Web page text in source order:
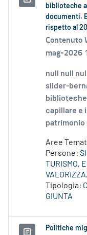
biblioteche
documenti.
rispetto al
Contenuto
mag-2026
null null
slider-
capillare e
patrimonio
Aree
Persone:
TURISMO,
Tipologia:
GIUNTA
Politiche